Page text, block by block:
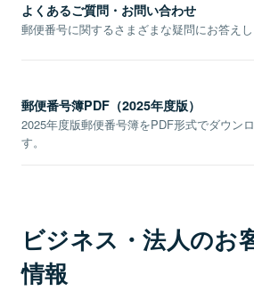
よくあるご質問・お問い合わせ
郵便番号に関するさまざまな疑問にお答えし
郵便番号簿PDF（2025年度版）
2025年度版郵便番号簿をPDF形式でダウン
す。
ビジネス・法人のお
情報